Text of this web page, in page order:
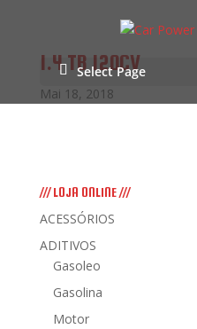
Select Page
1.4 TB 120CV
Mai 18, 2018
/// LOJA ONLINE ///
ACESSÓRIOS
ADITIVOS
Gasoleo
Gasolina
Motor